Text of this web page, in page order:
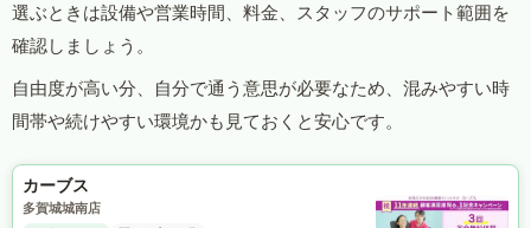
選ぶときは設備や営業時間、料金、スタッフのサポート範囲を
確認しましょう。
自由度が高い分、自分で通う意思が必要なため、混みやすい時
間帯や続けやすい環境かも見ておくと安心です。
カーブス
多賀城城南店